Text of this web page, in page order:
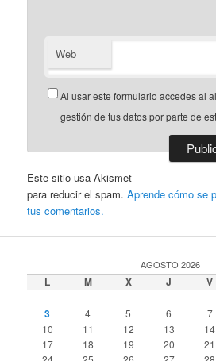
Web
Al usar este formulario accedes al
gestión de tus datos por parte de
Este sitio usa Akismet
para reducir el spam.Aprende cómo se
tus comentarios.
AGOSTO 2026
L M X J V
3 4 5 6 7
10
11 12 13 14
17
18 19 20 21